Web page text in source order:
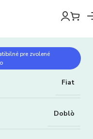
pre zvolené
Fiat
Doblò